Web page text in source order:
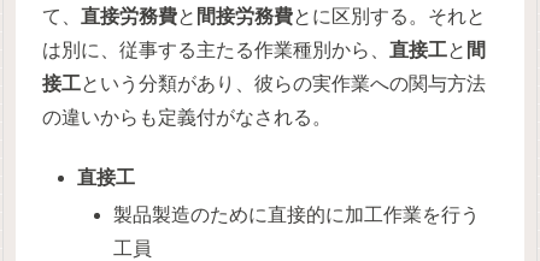
て、直接労務費と 間接労務費とに区別する。それと
は別に、従事する主たる作業種別から、直接工と 間
接工という分類があり、彼らの実作業への関与方法
の違いからも定義付がなされる。
直接工
製品製造のために直接的に加工作業を行う
工員